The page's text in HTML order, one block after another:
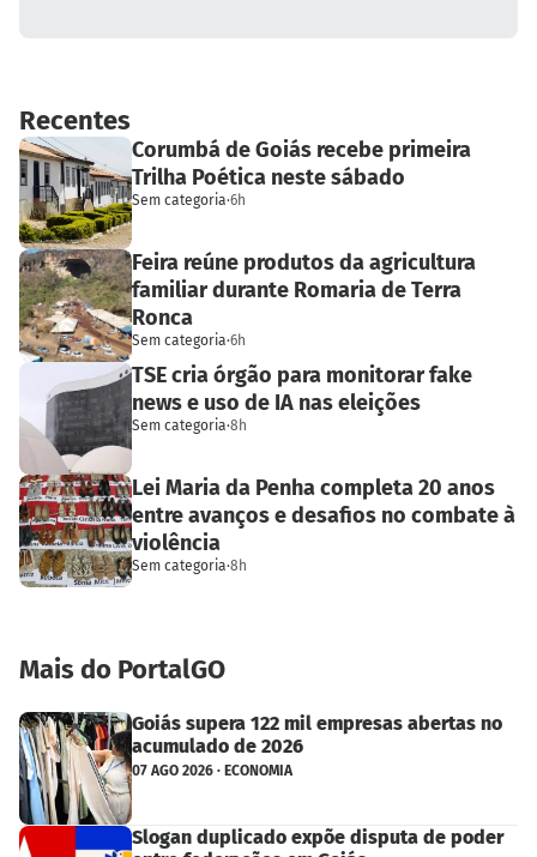
Recentes
Corumbá de Goiás recebe primeira
Trilha Poética neste sábado
Sem categoria·6h
Feira reúne produtos da agricultura
familiar durante Romaria de Terra
Ronca
Sem categoria·6h
TSE cria órgão para monitorar fake
news e uso de IA nas eleições
Sem categoria·8h
Lei Maria da Penha completa 20 anos
entre avanços e desafios no combate à
violência
Sem categoria·8h
Mais do PortalGO
Goiás supera 122 mil empresas abertas no
acumulado de 2026
07 AGO 2026 · ECONOMIA
Slogan duplicado expõe disputa de poder